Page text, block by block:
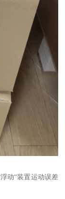
动“装置运动误差